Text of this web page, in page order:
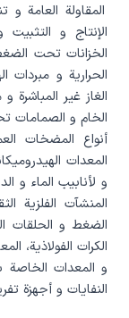
الإنتاج و
الخزانات تحت
الحرارية و مبردات
الغاز غير المباشرة
الخام و الصمامات
أنواع المضخات
المعدات
و لأنابيب الماء و
المنشآت الفلزية
الضغط و الحلقات
الکرات الفولاذية،
و المعدات الخاصة
النفايات و أجهزة